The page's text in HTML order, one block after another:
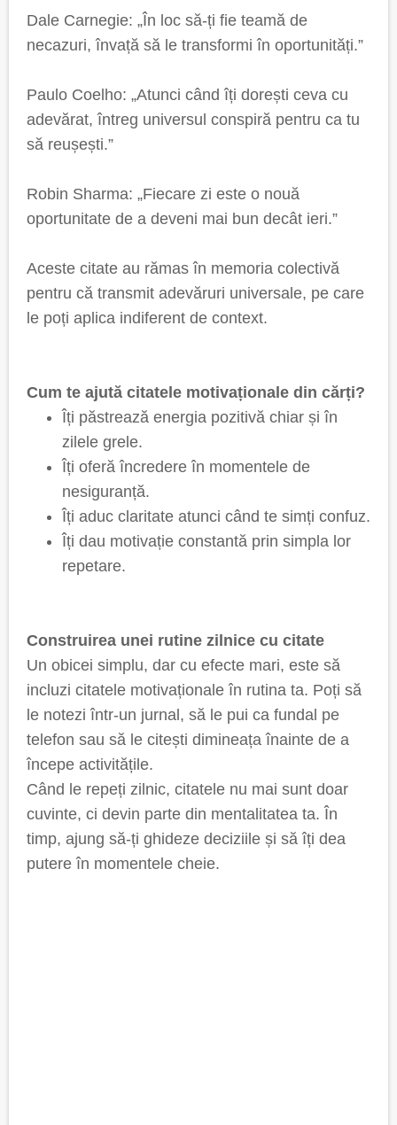
Dale Carnegie: „În loc să-ți fie teamă de
necazuri, învață să le transformi în oportunități.”
Paulo Coelho: „Atunci când îți dorești ceva cu
adevărat, întreg universul conspiră pentru ca tu
să reușești.”
Robin Sharma: „Fiecare zi este o nouă
oportunitate de a deveni mai bun decât ieri.”
Aceste citate au rămas în memoria colectivă
pentru că transmit adevăruri universale, pe care
le poți aplica indiferent de context.
Cum te ajută citatele motivaționale din cărți?
Îți păstrează energia pozitivă chiar și în
zilele grele.
Îți oferă încredere în momentele de
nesiguranță.
Îți aduc claritate atunci când te simți confuz.
Îți dau motivație constantă prin simpla lor
repetare.
Construirea unei rutine zilnice cu citate
Un obicei simplu, dar cu efecte mari, este să
incluzi citatele motivaționale în rutina ta. Poți să
le notezi într-un jurnal, să le pui ca fundal pe
telefon sau să le citești dimineața înainte de a
începe activitățile.
Când le repeți zilnic, citatele nu mai sunt doar
cuvinte, ci devin parte din mentalitatea ta. În
timp, ajung să-ți ghideze deciziile și să îți dea
putere în momentele cheie.